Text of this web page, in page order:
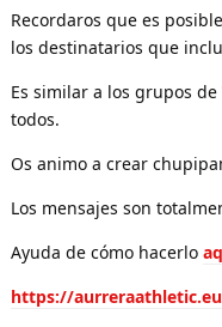
Recordaros que es
los destinatarios que
Es similar a los grupos
todos.
Os animo a crear
Los mensajes son
Ayuda de cómo hacerlo
https://